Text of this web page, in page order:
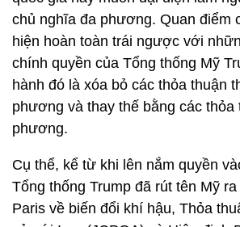
chủ nghĩa đa phương. Quan điểm
hiện hoàn toàn trái ngược với
chính quyền của Tổng thống Mỹ
hành đó là xóa bỏ các thỏa thuận
phương và thay thế bằng các thỏa
phương.
Cụ thể, kể từ khi lên nắm quyền
Tổng thống Trump đã rút tên Mỹ
Paris về biến đổi khí hậu, Thỏa